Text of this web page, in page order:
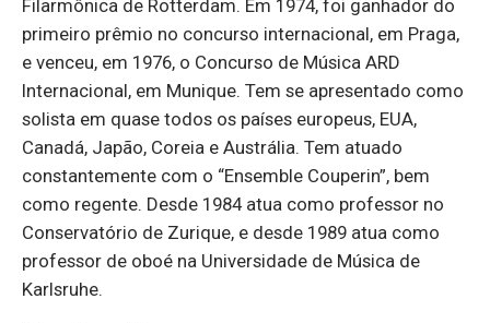
Filarmônica de Rotterdam. Em 1974, foi ganhador do
primeiro prêmio no concurso internacional, em Praga,
e venceu, em 1976, o Concurso de Música ARD
Internacional, em Munique. Tem se apresentado como
solista em quase todos os países europeus, EUA,
Canadá, Japão, Coreia e Austrália. Tem atuado
constantemente com o “Ensemble Couperin”, bem
como regente. Desde 1984 atua como professor no
Conservatório de Zurique, e desde 1989 atua como
professor de oboé na Universidade de Música de
Karlsruhe.